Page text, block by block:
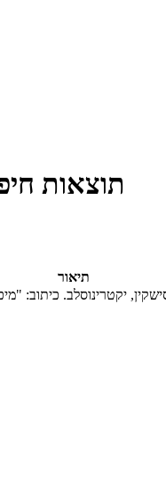
תוצאות
תיאור